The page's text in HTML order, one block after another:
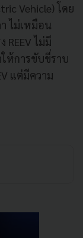
Vehicle) โดย
ไม่เหมือน
REEV ไม่มี
ห้การขับขี่ราบ
แต่มีความ